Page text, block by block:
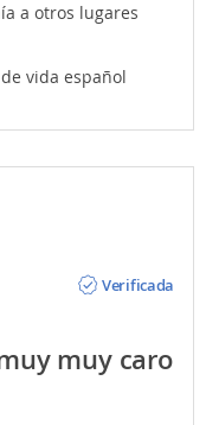
a otros lugares
vida español
Verificada
muy caro